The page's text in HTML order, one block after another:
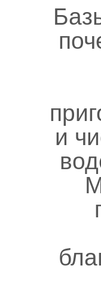
и